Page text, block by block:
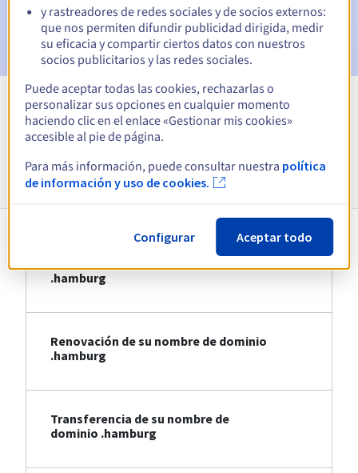
Email tras el periodo de gracia de redenciónpara
notificar la eliminación del nombre de dominio
Ver todas las extensiones
Información sobre .hamburg
.hamburg
Renovación de su nombre de dominio
.hamburg
Transferencia de su nombre de
dominio .hamburg
y rastreadores de redes sociales y de socios externos:
que nos permiten difundir publicidad dirigida, medir
su eficacia y compartir ciertos datos con nuestros
socios publicitarios y las redes sociales.
Puede aceptar todas las cookies, rechazarlas o
personalizar sus opciones en cualquier momento
haciendo clic en el enlace «Gestionar mis cookies»
accesible al pie de página.
Para más información, puede consultar nuestra política
de información y uso de cookies.
Configurar Aceptar todo